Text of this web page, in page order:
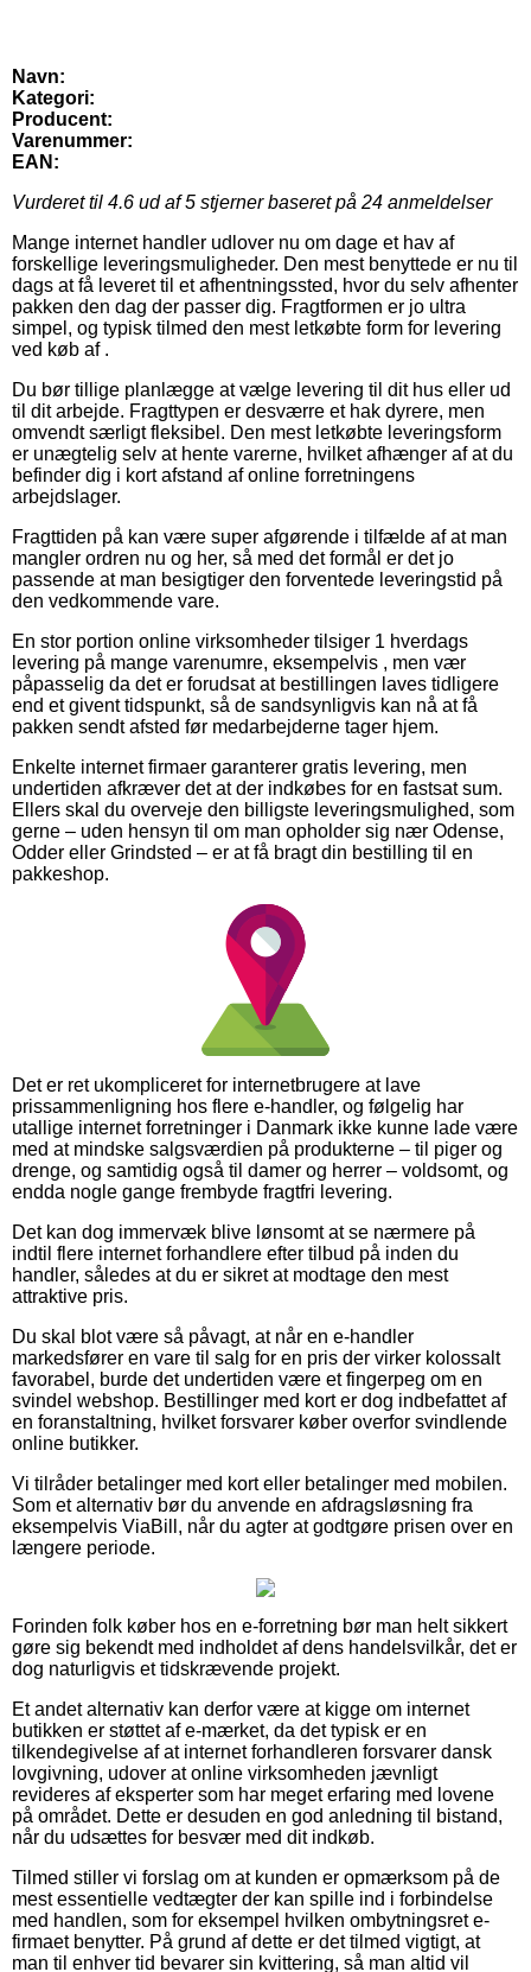
Navn:
Kategori:
Producent:
Varenummer:
EAN:
Vurderet til 4.6 ud af 5 stjerner baseret på 24 anmeldelser
Mange internet handler udlover nu om dage et hav af
forskellige leveringsmuligheder. Den mest benyttede er nu til
dags at få leveret til et afhentningssted, hvor du selv afhenter
pakken den dag der passer dig. Fragtformen er jo ultra
simpel, og typisk tilmed den mest letkøbte form for levering
ved køb af .
Du bør tillige planlægge at vælge levering til dit hus eller ud
til dit arbejde. Fragttypen er desværre et hak dyrere, men
omvendt særligt fleksibel. Den mest letkøbte leveringsform
er unægtelig selv at hente varerne, hvilket afhænger af at du
befinder dig i kort afstand af online forretningens
arbejdslager.
Fragttiden på kan være super afgørende i tilfælde af at man
mangler ordren nu og her, så med det formål er det jo
passende at man besigtiger den forventede leveringstid på
den vedkommende vare.
En stor portion online virksomheder tilsiger 1 hverdags
levering på mange varenumre, eksempelvis , men vær
påpasselig da det er forudsat at bestillingen laves tidligere
end et givent tidspunkt, så de sandsynligvis kan nå at få
pakken sendt afsted før medarbejderne tager hjem.
Enkelte internet firmaer garanterer gratis levering, men
undertiden afkræver det at der indkøbes for en fastsat sum.
Ellers skal du overveje den billigste leveringsmulighed, som
gerne – uden hensyn til om man opholder sig nær Odense,
Odder eller Grindsted – er at få bragt din bestilling til en
pakkeshop.
Det er ret ukompliceret for internetbrugere at lave
prissammenligning hos flere e-handler, og følgelig har
utallige internet forretninger i Danmark ikke kunne lade være
med at mindske salgsværdien på produkterne – til piger og
drenge, og samtidig også til damer og herrer – voldsomt, og
endda nogle gange frembyde fragtfri levering.
Det kan dog immervæk blive lønsomt at se nærmere på
indtil flere internet forhandlere efter tilbud på inden du
handler, således at du er sikret at modtage den mest
attraktive pris.
Du skal blot være så påvagt, at når en e-handler
markedsfører en vare til salg for en pris der virker kolossalt
favorabel, burde det undertiden være et fingerpeg om en
svindel webshop. Bestillinger med kort er dog indbefattet af
en foranstaltning, hvilket forsvarer køber overfor svindlende
online butikker.
Vi tilråder betalinger med kort eller betalinger med mobilen.
Som et alternativ bør du anvende en afdragsløsning fra
eksempelvis ViaBill, når du agter at godtgøre prisen over en
længere periode.
Forinden folk køber hos en e-forretning bør man helt sikkert
gøre sig bekendt med indholdet af dens handelsvilkår, det er
dog naturligvis et tidskrævende projekt.
Et andet alternativ kan derfor være at kigge om internet
butikken er støttet af e-mærket, da det typisk er en
tilkendegivelse af at internet forhandleren forsvarer dansk
lovgivning, udover at online virksomheden jævnligt
revideres af eksperter som har meget erfaring med lovene
på området. Dette er desuden en god anledning til bistand,
når du udsættes for besvær med dit indkøb.
Tilmed stiller vi forslag om at kunden er opmærksom på de
mest essentielle vedtægter der kan spille ind i forbindelse
med handlen, som for eksempel hvilken ombytningsret e-
firmaet benytter. På grund af dette er det tilmed vigtigt, at
man til enhver tid bevarer sin kvittering, så man altid vil